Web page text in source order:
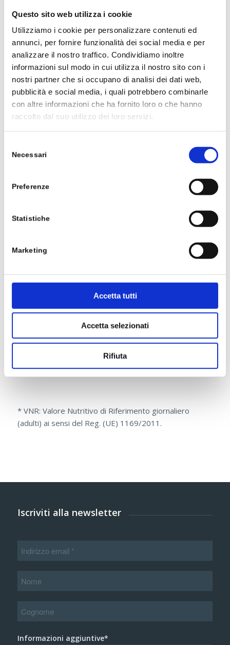
Questo sito web utilizza i cookie
Utilizziamo i cookie per personalizzare contenuti ed
annunci, per fornire funzionalità dei social media e per
analizzare il nostro traffico. Condividiamo inoltre
informazioni sul modo in cui utilizza il nostro sito con i
nostri partner che si occupano di analisi dei dati web,
pubblicità e social media, i quali potrebbero combinarle
con altre informazioni che ha fornito loro o che hanno
raccolto dal suo utilizzo dei loro servizi.
delNecessari
Preferenze
Statistiche
Marketing
Accetta tutti
Accetta selezionati
Rifiuta
100%
RIBOFLAVINA
1,4 mg
VITAMINA D
5 µg
100%
* VNR: Valore Nutritivo di Riferimento giornaliero
(adulti) ai sensi del Reg. (UE) 1169/2011.
Iscriviti alla newsletter
Informazioni aggiuntive*